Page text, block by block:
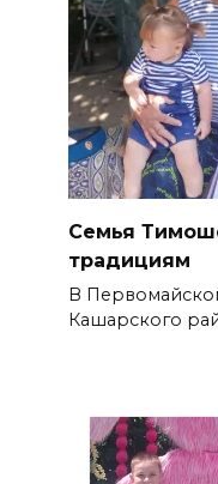
Семья
традициям
В
Кашарского